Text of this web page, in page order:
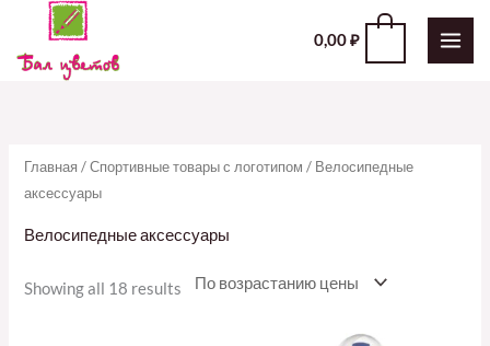
Перейти
содержимому
0,00₽
Главная /Спортивные товары с логотипом / Велосипедные
аксессуары
Велосипедные аксессуары
Showing all 18 results